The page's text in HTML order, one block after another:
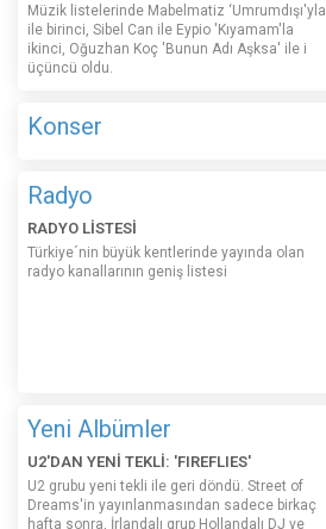
Müzik listelerinde Mabelmatiz ‘Umrumdışı'yla
ile birinci, Sibel Can ile Eypio 'Kıyamam'la
ikinci, Oğuzhan Koç 'Bunun Adı Aşksa' ile i
üçüncü oldu.
Konser
Radyo
RADYO LİSTESİ
Türkiye´nin büyük kentlerinde yayında olan
radyo kanallarının geniş listesi
Yeni Albümler
U2'DAN YENİ TEKLİ: 'FIREFLIES'
U2 grubu yeni tekli ile geri döndü. Street of
Dreams'in yayınlanmasından sadece birkaç
hafta sonra, İrlandalı grup Hollandalı DJ ve